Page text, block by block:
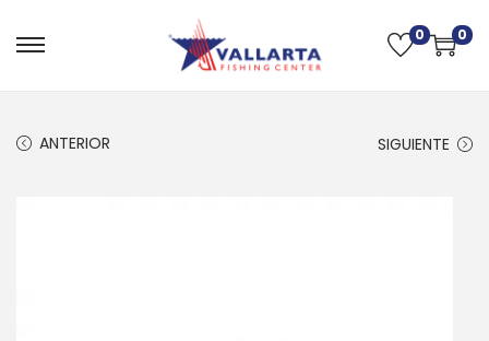
0 0
ANTERIOR SIGUIENTE